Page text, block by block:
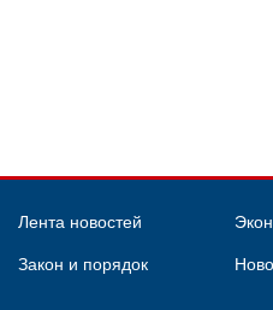
Лента новостей
Закон и порядок